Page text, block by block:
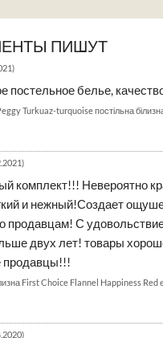
ПИШУТ
постельное белье,
Turkuaz-turquoise постільна
комплект!!! Невероятно
и нежный!Создает
продавцам! С
двух лет! товары
продавцы!!!
First Choice Flannel Happiness Red